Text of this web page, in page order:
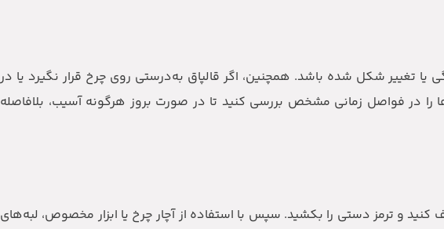
تغییر شکل شده باشد. همچنین، اگر قالپاق به‌درستی روی چرخ قرار نگیرد یا در
در فواصل زمانی مشخص بررسی کنید تا در صورت بروز هرگونه آسیب، بلافاصله
کنید و ترمز دستی را بکشید. سپس با استفاده از آچار چرخ یا ابزار مخصوص، لبه‌های